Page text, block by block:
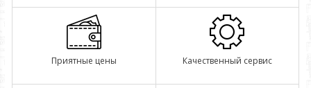
Приятные цены Качественный сервис